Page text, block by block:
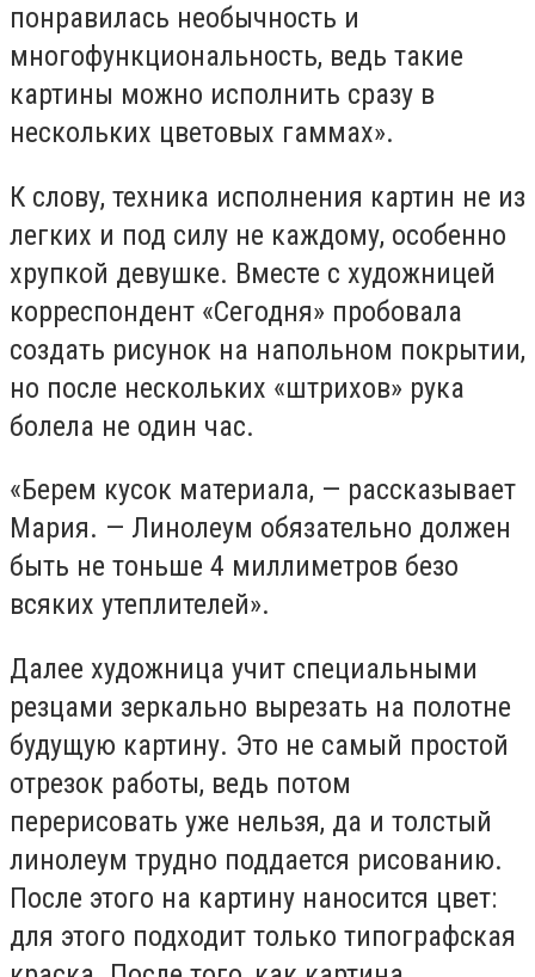
понравилась необычность и
многофункциональность, ведь такие
картины можно исполнить сразу в
нескольких цветовых гаммах».
К слову, техника исполнения картин не из
легких и под силу не каждому, особенно
хрупкой девушке. Вместе с художницей
корреспондент «Сегодня» пробовала
создать рисунок на напольном покрытии,
но после нескольких «штрихов» рука
болела не один час.
«Берем кусок материала, — рассказывает
Мария. — Линолеум обязательно должен
быть не тоньше 4 миллиметров безо
всяких утеплителей».
Далее художница учит специальными
резцами зеркально вырезать на полотне
будущую картину. Это не самый простой
отрезок работы, ведь потом
перерисовать уже нельзя, да и толстый
линолеум трудно поддается рисованию.
После этого на картину наносится цвет:
для этого подходит только типографская